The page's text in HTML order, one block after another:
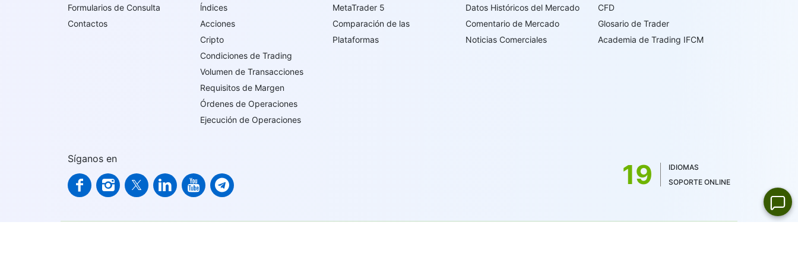
Formularios de Consulta
Contactos
ĺndices
Acciones
Cripto
Condiciones de Trading
Volumen de Transacciones
Requisitos de Margen
Órdenes de Operaciones
Ejecución de Operaciones
MetaTrader 5
Comparación de las
Plataformas
Datos Históricos del Mercado
Comentario de Mercado
Noticias Comerciales
CFD
Glosario de Trader
Academia de Trading IFCM
Síganos en 19
IDIOMAS
SOPORTE ONLINE